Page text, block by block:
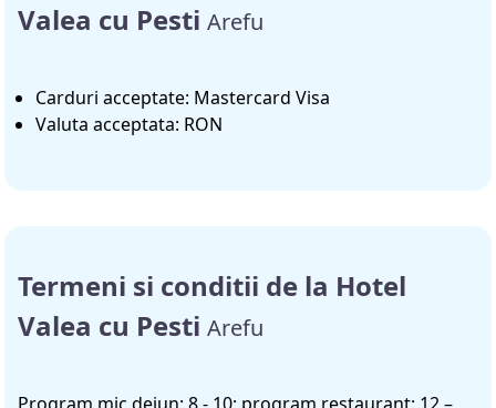
Valea cu Pesti Arefu
Carduri acceptate: Mastercard Visa
Valuta acceptata: RON
Termeni si conditii de la Hotel
Valea cu Pesti Arefu